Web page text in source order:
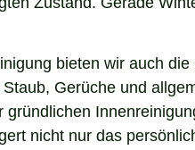
bieten wir auch
Gerüche und
nicht nur das